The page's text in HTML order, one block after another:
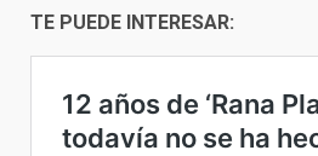
TE PUEDE INTERESAR: